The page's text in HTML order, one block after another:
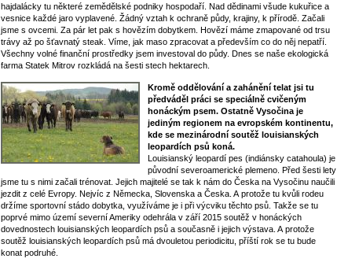
hajdalácky tu některé zemědělské podniky hospodaří. Nad dědinami všude kukuřice a
vesnice každé jaro vyplavené. Žádný vztah k ochraně půdy, krajiny, k přírodě. Začali
jsme s ovcemi. Za pár let pak s hovězím dobytkem. Hovězí máme zmapované od trsu
trávy až po šťavnatý steak. Víme, jak maso zpracovat a především co do něj nepatří.
Všechny volné finanční prostředky jsem investoval do půdy. Dnes se naše ekologická
farma Statek Mitrov rozkládá na šesti stech hektarech.
Kromě oddělování a zahánění telat jsi tu
předváděl práci se speciálně cvičeným
honáckým psem. Ostatně Vysočina je
jediným regionem na evropském kontinentu,
kde se mezinárodní soutěž louisianských
leopardích psů koná.
Louisianský leopardí pes (indiánsky catahoula) je
původní severoamerické plemeno. Před šesti lety
jsme tu s nimi začali trénovat. Jejich majitelé se tak k nám do Česka na Vysočinu naučili
jezdit z celé Evropy. Nejvíc z Německa, Slovenska a Česka. A protože tu kvůli rodeu
držíme sportovní stádo dobytka, využíváme je i při výcviku těchto psů. Takže se tu
poprvé mimo území severní Ameriky odehrála v září 2015 soutěž v honáckých
dovednostech louisianských leopardích psů a současně i jejich výstava. A protože
soutěž louisianských leopardích psů má dvouletou periodicitu, příští rok se tu bude
konat podruhé.